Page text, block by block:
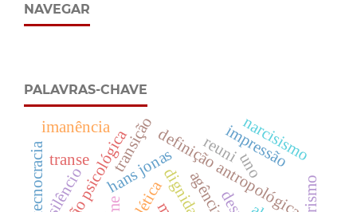
NAVEGAR
PALAVRAS-CHAVE
hans jonasdefinição antropológica
transe
agência
uno
silêncio
transição impressão
imanência narcisismo
tecnocracia reuni